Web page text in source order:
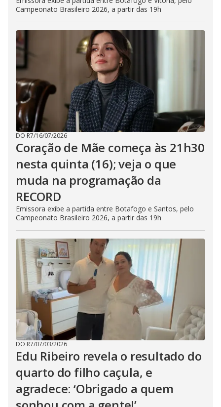
Campeonato Brasileiro 2026, a partir das 19h
DO R7/16/07/2026
Coração de Mãe começa às 21h30
nesta quinta (16); veja o que
muda na programação da
RECORD
Emissora exibe a partida entre Botafogo e Santos, pelo
Campeonato Brasileiro 2026, a partir das 19h
DO R7/07/03/2026
Edu Ribeiro revela o resultado do
quarto do filho caçula, e
agradece: ‘Obrigado a quem